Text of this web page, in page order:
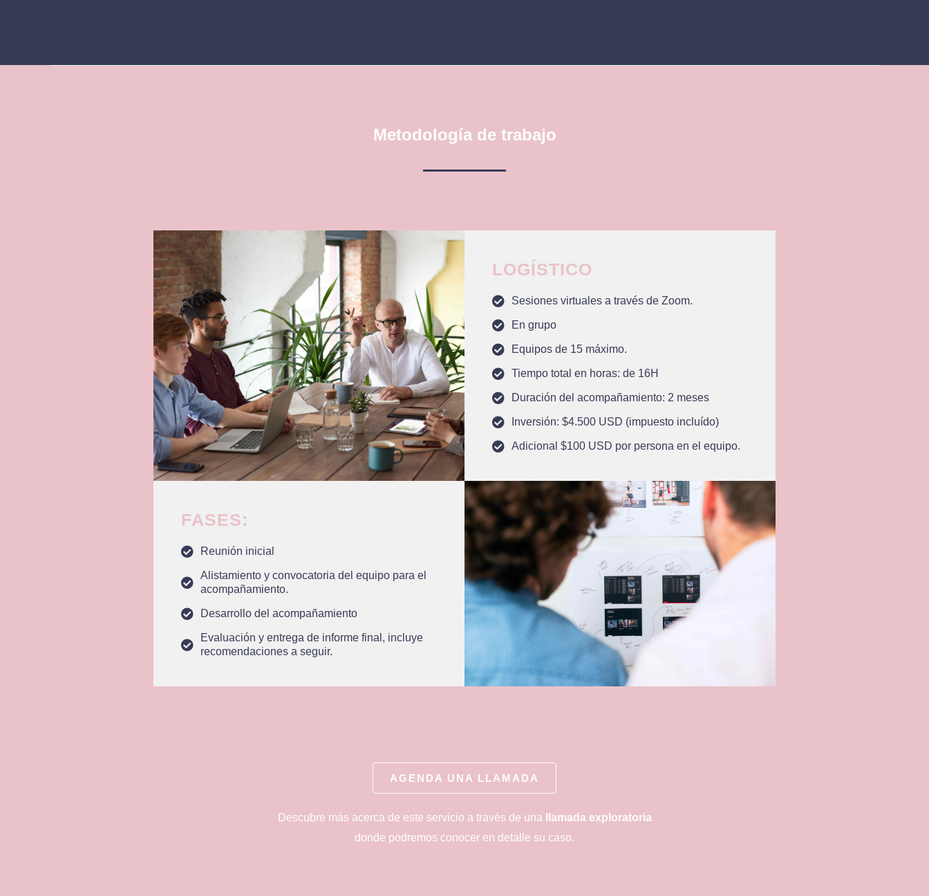
Metodología de trabajo
LOGÍSTICO
Sesiones virtuales a través de Zoom.
En grupo
Equipos de 15 máximo.
Tiempo total en horas: de 16H
Duración del acompañamiento: 2 meses
Inversión: $4.500 USD (impuesto incluído)
Adicional $100 USD por persona en el equipo.
FASES:
Reunión inicial
Alistamiento y convocatoria del equipo para el
acompañamiento.
Desarrollo del acompañamiento
Evaluación y entrega de informe final, incluye
recomendaciones a seguir.
AGENDA UNA LLAMADA
Descubre más acerca de este servicio a través de una
llamada exploratoria
donde podremos conocer en detalle su caso.